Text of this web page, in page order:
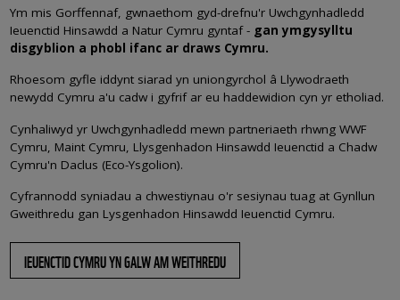
Ym mis Gorffennaf, gwnaethom gyd-drefnu'r Uwchgynhadledd
Ieuenctid Hinsawdd a Natur Cymru gyntaf - gan ymgysylltu
disgyblion a phobl ifanc ar draws Cymru.
Rhoesom gyfle iddynt siarad yn uniongyrchol â Llywodraeth
newydd Cymru a'u cadw i gyfrif ar eu haddewidion cyn yr etholiad.
Cynhaliwyd yr Uwchgynhadledd mewn partneriaeth rhwng WWF
Cymru, Maint Cymru, Llysgenhadon Hinsawdd Ieuenctid a Chadw
Cymru'n Daclus (Eco-Ysgolion).
Cyfrannodd syniadau a chwestiynau o'r sesiynau tuag at Gynllun
Gweithredu gan Lysgenhadon Hinsawdd Ieuenctid Cymru.
IEUENCTID CYMRU YN GALW AM WEITHREDU